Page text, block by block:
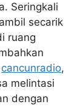
Seringkali
secarik
ruang
cancunradio,
melintasi
dengan